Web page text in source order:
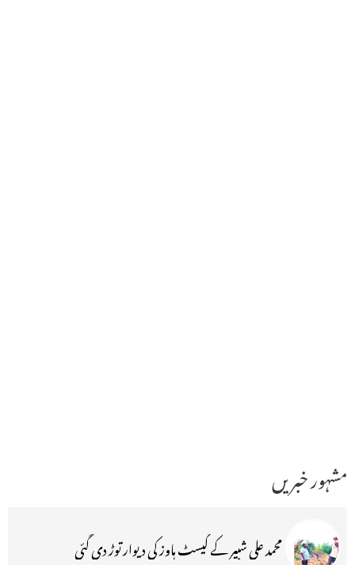
مشہور خبریں
محمد علی شبیر کے گیسٹ ہاوز کی دیوار توڑ دی گئی